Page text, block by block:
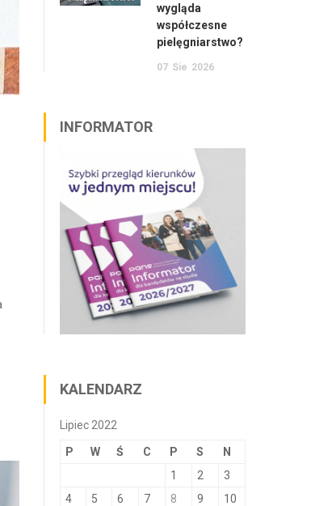
wygląda
współczesne
pielęgniarstwo?
07 Sie 2026
INFORMATOR
KALENDARZ
Lipiec 2022
P W Ś C P S N
1 2
3
4
5 6 7 8 9
10